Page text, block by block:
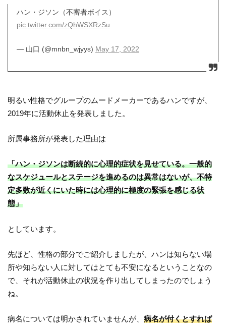
ハン・ジソン（不審者ボイス）
pic.twitter.com/zQhWSXRzSu
— 山口 (@mnbn_wjyys) May 17, 2022
明るい性格でグループのムードメーカーであるハンですが、
2019年に活動休止を発表しました。
所属事務所が発表した理由は
「ハン・ジソンは断続的に心理的症状を見せている。一般的
なスケジュールとステージを進めるのは異常はないが、不特
定多数が近くにいた時には心理的に極度の緊張を感じる状
態」
としています。
先ほど、性格の部分でご紹介しましたが、ハンは知らない場
所や知らない人に対してはとても不安になるということなの
で、それが活動休止の状況を作り出してしまったのでしょう
ね。
病名については明かされていませんが、病名が付くとすれば